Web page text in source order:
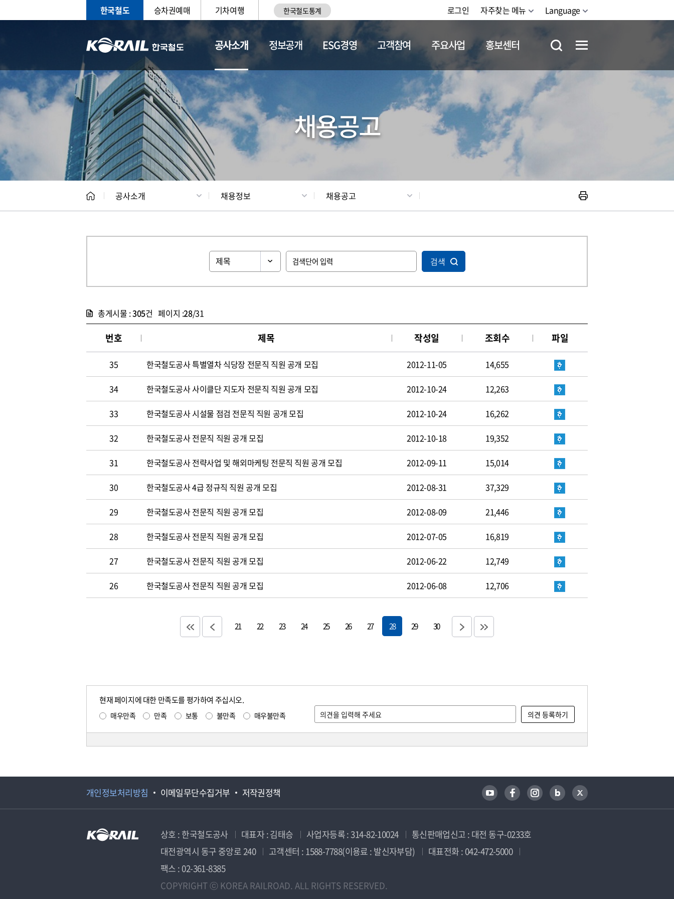
한국철도 승차권예매 기차여행 한국철도통계 로그인 자주찾는 메뉴 Language
공사소개
CEO 일반현황 채용정보
정보공개 ESG경영 고객참여 주요사업 홍보센터
채용공고
공사소개 채용정보 채용공고
검색
총게시물 :305건 페이지 :28/31
번호 제목 작성일 조회수 파일
35 한국철도공사 특별열차 식당장 전문직 직원 공개 모집 2012-11-05 14,655
34 한국철도공사 사이클단 지도자 전문직 직원 공개 모집 2012-10-24 12,263
33 한국철도공사 시설물 점검 전문직 직원 공개 모집 2012-10-24 16,262
32 한국철도공사 전문직 직원 공개 모집 2012-10-18 19,352
31 한국철도공사 전략사업 및 해외마케팅 전문직 직원 공개 모집 2012-09-11 15,014
30 한국철도공사 4급 정규직 직원 공개 모집 2012-08-31 37,329
29 한국철도공사 전문직 직원 공개 모집 2012-08-09 21,446
28 한국철도공사 전문직 직원 공개 모집 2012-07-05 16,819
27 한국철도공사 전문직 직원 공개 모집 2012-06-22 12,749
26 한국철도공사 전문직 직원 공개 모집 2012-06-08 12,706
21 22 23 24 25 26 27 28 29 30
현재 페이지에 대한 만족도를 평가하여 주십시오.
매우만족 만족 보통 불만족 매우불만족
개인정보처리방침 이메일무단수집거부 저작권정책
상호 : 한국철도공사 대표자 : 김태승 사업자등록 : 314-82-10024
통신판매업신고 : 대전 동구-0233호
대전광역시 동구 중앙로 240
고객센터 : 1588-7788(이용료 : 발신자부담)
대표전화 : 042-472-5000
팩스 : 02-361-8385
COPYRIGHT ⓒ KOREA RAILROAD. ALL RIGHTS RESERVED.